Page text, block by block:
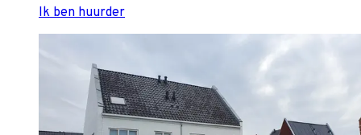
Ik ben huurder